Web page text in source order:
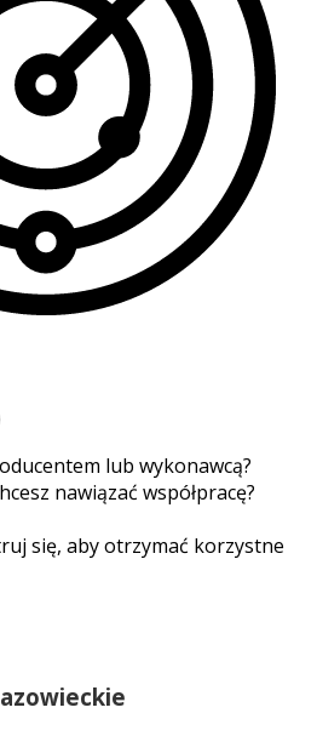
lub wykonawcą?
nawiązać współpracę?
się, aby otrzymać korzystne